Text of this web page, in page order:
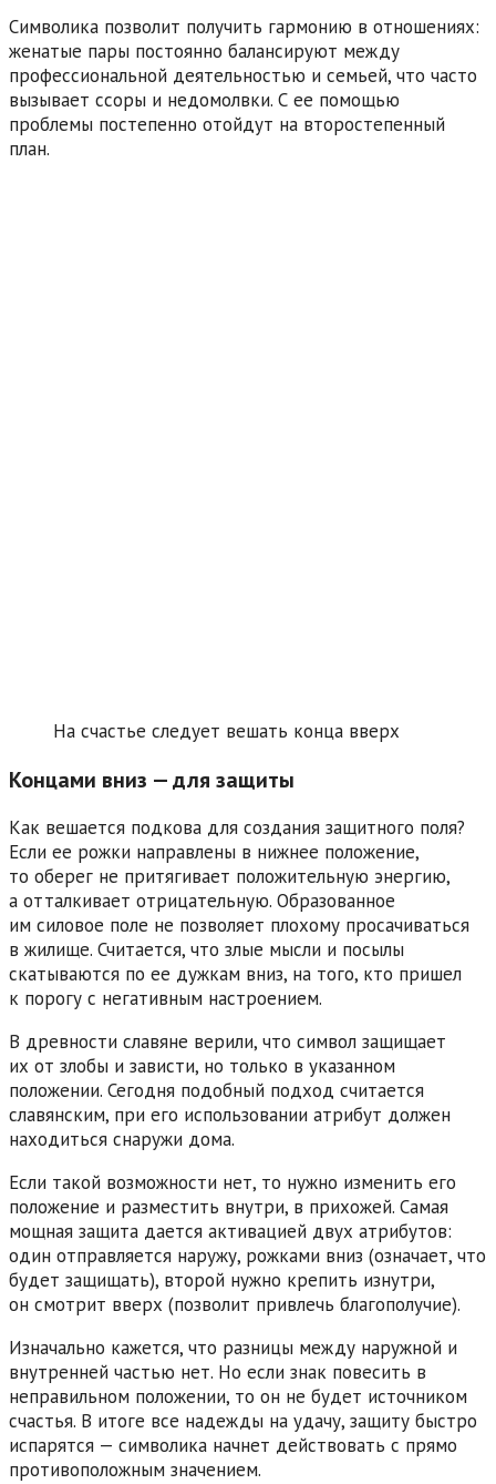
Символика позволит получить гармонию в отношениях:
женатые пары постоянно балансируют между
профессиональной деятельностью и семьей, что часто
вызывает ссоры и недомолвки. С ее помощью
проблемы постепенно отойдут на второстепенный
план.
На счастье следует вешать конца вверх
Концами вниз — для защиты
Как вешается подкова для создания защитного поля?
Если ее рожки направлены в нижнее положение,
то оберег не притягивает положительную энергию,
а отталкивает отрицательную. Образованное
им силовое поле не позволяет плохому просачиваться
в жилище. Считается, что злые мысли и посылы
скатываются по ее дужкам вниз, на того, кто пришел
к порогу с негативным настроением.
В древности славяне верили, что символ защищает
их от злобы и зависти, но только в указанном
положении. Сегодня подобный подход считается
славянским, при его использовании атрибут должен
находиться снаружи дома.
Если такой возможности нет, то нужно изменить его
положение и разместить внутри, в прихожей. Самая
мощная защита дается активацией двух атрибутов:
один отправляется наружу, рожками вниз (означает, что
будет защищать), второй нужно крепить изнутри,
он смотрит вверх (позволит привлечь благополучие).
Изначально кажется, что разницы между наружной и
внутренней частью нет. Но если знак повесить в
неправильном положении, то он не будет источником
счастья. В итоге все надежды на удачу, защиту быстро
испарятся — символика начнет действовать с прямо
противоположным значением.